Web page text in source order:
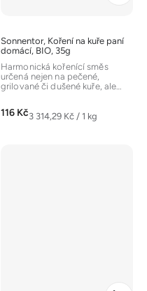
Sonnentor, Koření na kuře paní
domácí, BIO, 35g
116 KčMěrná
3 314,29 Kč / 1 kg
Harmonická kořenící směs
určená nejen na pečené,
grilované či dušené kuře, ale